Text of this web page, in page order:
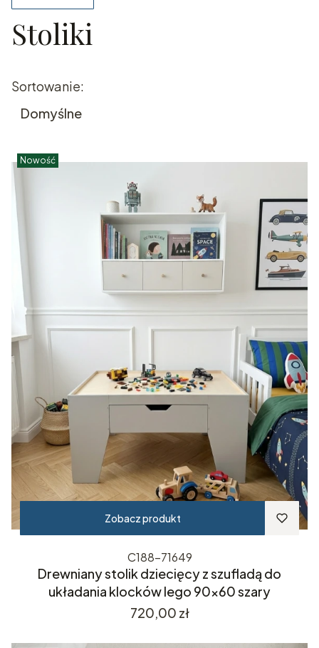
Koniec filtrów
Stoliki
Lista produktów
Sortowanie:
Domyślne
Nowość
Zobacz produkt
C188-71649
Drewniany stolik dziecięcy z szufladą do
układania klocków lego 90x60 szary
Cena
720,00 zł